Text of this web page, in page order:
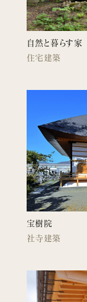
自然と暮らす家
住宅建築
宝樹院
社寺建築